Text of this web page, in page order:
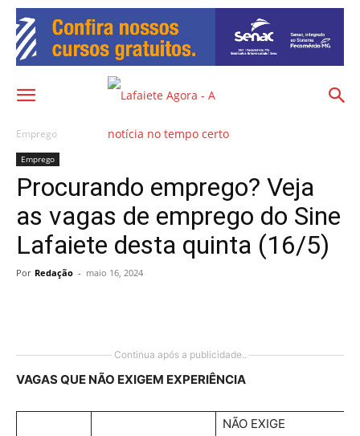
Emprego
Emprego
Procurando emprego? Veja
as vagas de emprego do Sine
Lafaiete desta quinta (16/5)
Por Redação - maio 16, 2024
Continua após a publicidade..
VAGAS QUE NÃO EXIGEM EXPERIÊNCIA
NÃO EXIGE